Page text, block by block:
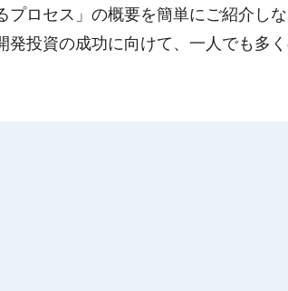
ロセス」の概要を簡単にご紹介し
投資の成功に向けて、一人でも多